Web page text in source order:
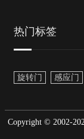
热门标签
旋转门 感应门
Copyright © 2002-